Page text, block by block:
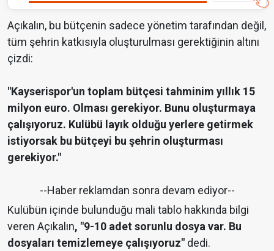
Açıkalın, bu bütçenin sadece yönetim tarafından değil,
tüm şehrin katkısıyla oluşturulması gerektiğinin altını
çizdi:
"Kayserispor'un toplam bütçesi tahminim yıllık 15
milyon euro. Olması gerekiyor. Bunu oluşturmaya
çalışıyoruz. Kulübü layık olduğu yerlere getirmek
istiyorsak bu bütçeyi bu şehrin oluşturması
gerekiyor."
--Haber reklamdan sonra devam ediyor--
Kulübün içinde bulunduğu mali tablo hakkında bilgi
veren Açıkalın, "9-10 adet sorunlu dosya var. Bu
dosyaları temizlemeye çalışıyoruz" dedi.